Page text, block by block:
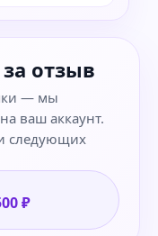
отзыв
— мы
ваш аккаунт.
следующих
₽